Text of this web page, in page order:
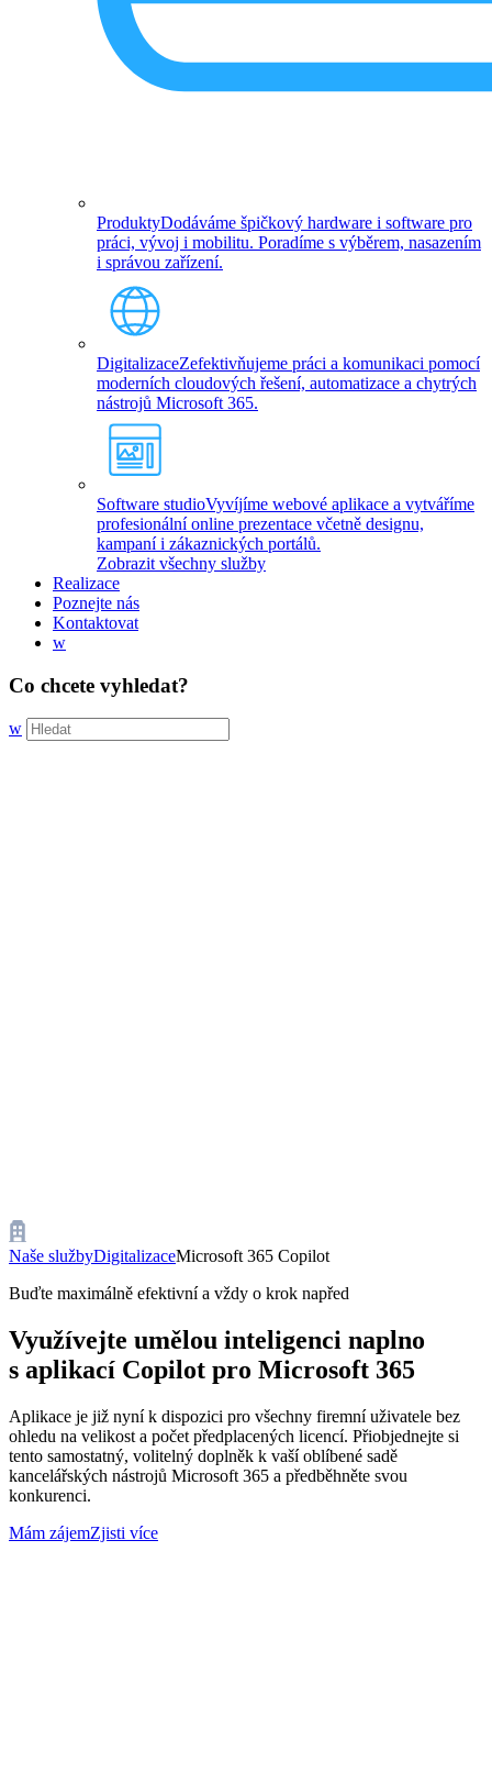
ProduktyDodáváme špičkový hardware i software pro
práci, vývoj i mobilitu. Poradíme s výběrem, nasazením
i správou zařízení.
DigitalizaceZefektivňujeme práci a komunikaci pomocí
moderních cloudových řešení, automatizace a chytrých
nástrojů Microsoft 365.
Software studioVyvíjíme webové aplikace a vytváříme
profesionální online prezentace včetně designu,
kampaní i zákaznických portálů.
Zobrazit všechny služby
Realizace
Poznejte nás
Kontaktovat
w
Co chcete vyhledat?
w
Naše službyDigitalizaceMicrosoft 365 Copilot
Buďte maximálně efektivní a vždy o krok napřed
Využívejte umělou inteligenci naplno
s aplikací Copilot pro Microsoft 365
Aplikace je již nyní k dispozici pro všechny firemní uživatele bez
ohledu na velikost a počet předplacených licencí. Přiobjednejte si
tento samostatný, volitelný doplněk k vaší oblíbené sadě
kancelářských nástrojů Microsoft 365 a předběhněte svou
konkurenci.
Mám zájemZjisti více